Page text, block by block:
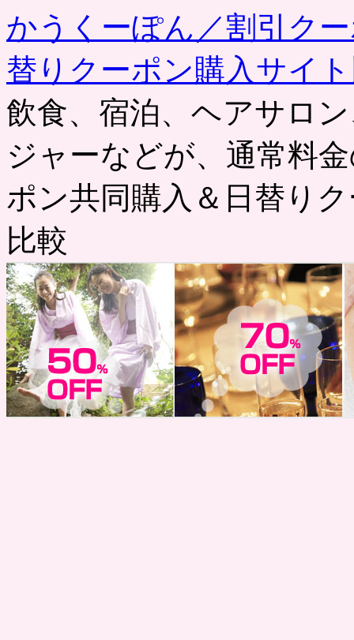
かうくーぽん／割引ク
替りクーポン購入サイ
飲食、宿泊、ヘアサロ
ジャーなどが、通常料
ポン共同購入＆日替り
比較